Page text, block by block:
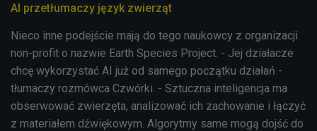
AI przetłumaczy język zwierząt
Nieco inne podejście mają do tego naukowcy z organizacji
non-profit o nazwie Earth Species Project. - Jej działacze
chcę wykorzystać AI już od samego początku działań -
tłumaczy rozmówca Czwórki. - Sztuczna inteligencja ma
obserwować zwierzęta, analizować ich zachowanie i łączyć
z materiałem dźwiękowym. Algorytmy same mogą dojść do